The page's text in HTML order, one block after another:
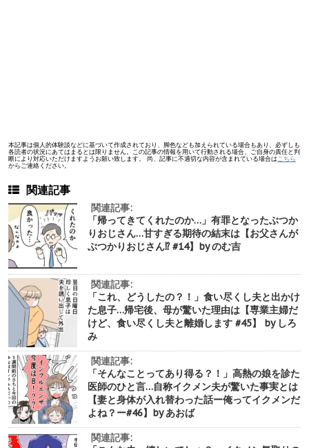
本記事は個人的体験談などに基づいて作成されており、脚色なども加えられている場合もあり、必ずしも
各読者の状況にあてはまるとは限りません。この記事の情報を用いて行動される場合、ご自身の責任と判
断により対応いただけますようお願い致します。 尚、記事に不適切な内容が含まれている場合はこちら
からご連絡ください。
関連記事
関連記事:
「帰ってきてくれたのか…」有罪となったぶつか
りおじさん…甘すぎる期待の結末は【お父さんが
ぶつかりおじさん⁉︎ #14】by のむ吉
関連記事:
「これ、どうしたの？！」食い尽くし夫と出かけ
た息子…帰宅後、母が驚いた理由は【専業主婦だ
けど、食い尽くし夫と離婚します #45】 by しろ
み
関連記事:
「そんなことってあり得る？！」高熱の娘を診た
医師のひと言…自称イクメン夫が驚いた事実とは
【妻と身体が入れ替わった話ー俺ってイクメンだ
よね？ー#46】by あおば
関連記事: